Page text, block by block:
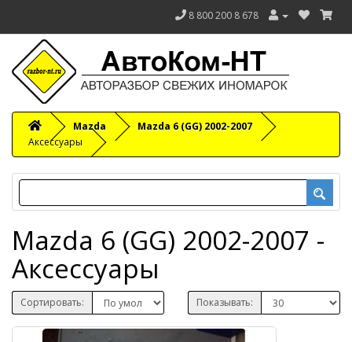
8 800 200 8 678
Mazda
Mazda 6 (GG) 2002-2007
Аксессуары
Mazda 6 (GG) 2002-2007 -
Аксессуары
Сортировать: Показывать: